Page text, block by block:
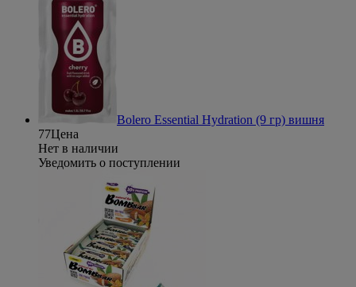
Bolero Essential Hydration (9 гр) вишня
77Цена
Нет в наличии
Уведомить о поступлении